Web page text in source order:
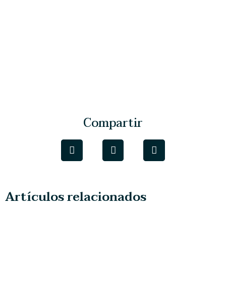
Compartir
Artículos relacionados